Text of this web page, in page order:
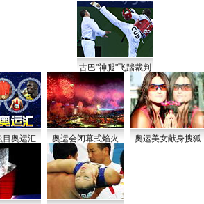
古巴"神腿"飞踹裁判
目奥运汇 奥运会闭幕式焰火 奥运美女献身搜狐